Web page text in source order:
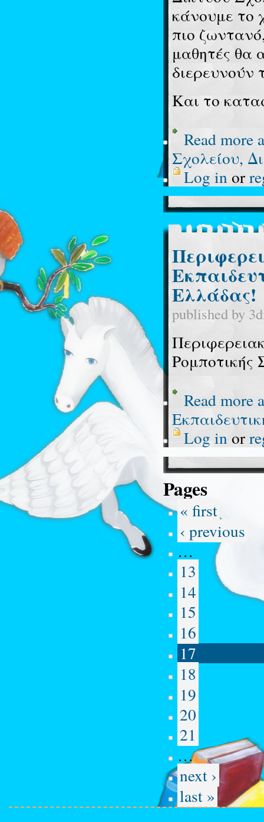
κάνουμε το
πιο
μαθητές θα
διερευνούν
Και το
Read more
Σχολείου,
Log inor
Ελλάδας!
published by
Read more
Log in or
Pages
« first
‹ previous
…
13
14
15
16
17
18
19
20
21
…
next ›
last »